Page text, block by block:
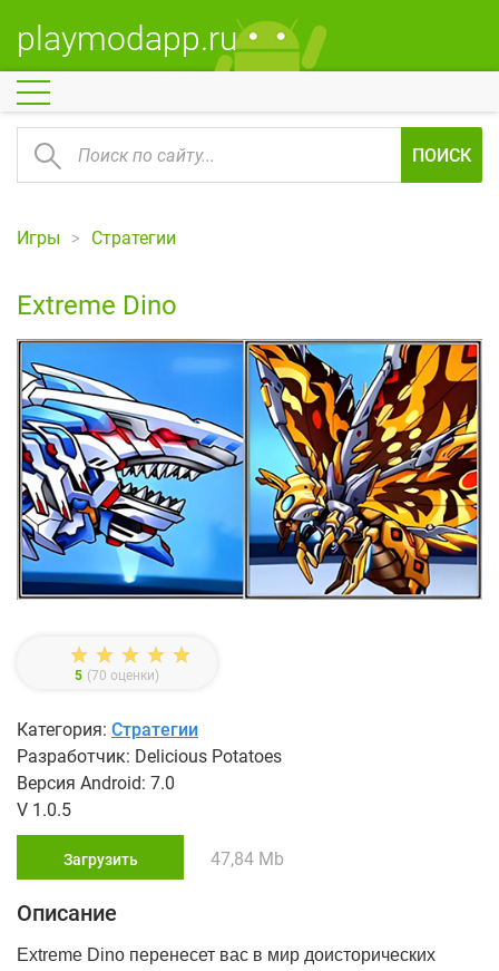
playmodapp.ru
ПОИСК
Игры Стратегии
Extreme Dino
5 (70 оценки)
Категория: Стратегии
Разработчик: Delicious Potatoes
Версия Android: 7.0
V 1.0.5
Загрузить 47,84 Mb
Описание
Extreme Dino перенесет вас в мир доисторических